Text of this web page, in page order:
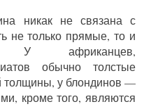
никак не связана с
не только прямые, то и
У африканцев,
обычно толстые
у блондинов —
кроме того, являются